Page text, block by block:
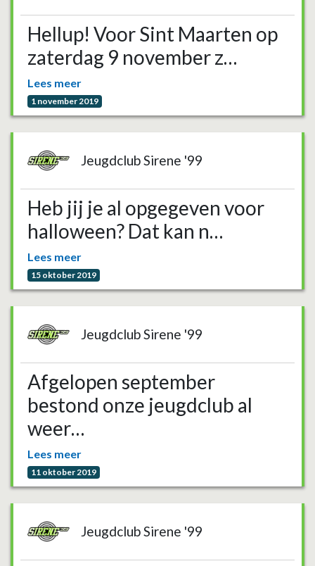
Hellup! Voor Sint Maarten op
zaterdag 9 november z…
Lees meer
1 november 2019
Jeugdclub Sirene '99
Heb jij je al opgegeven voor
halloween? Dat kan n…
Lees meer
15 oktober 2019
Jeugdclub Sirene '99
Afgelopen september
bestond onze jeugdclub al
weer…
Lees meer
11 oktober 2019
Jeugdclub Sirene '99